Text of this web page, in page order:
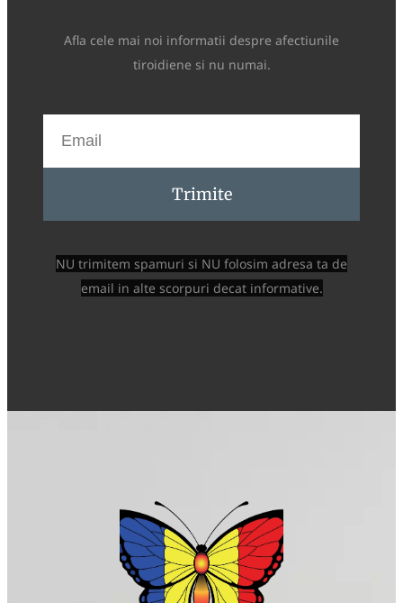
Afla cele mai noi informatii despre afectiunile
tiroidiene si nu numai.
Trimite
NU trimitem spamuri si NU folosim adresa ta de
email in alte scorpuri decat informative.